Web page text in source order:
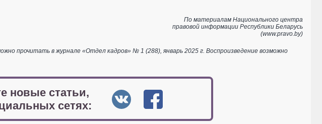
По материалам Национального центра
правовой информации Республики Беларусь
(www.pravo.by)
прочитать в журнале «Отдел кадров» № 1 (288), январь 2025 г. Воспроизведение возможно
новые статьи,
сетях: